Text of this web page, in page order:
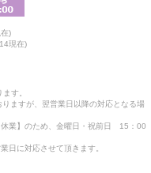
)
現在)
す。
ますが、翌営業日以降の対応となる場
業】のため、金曜日・祝前日 15：00
日に対応させて頂きます。